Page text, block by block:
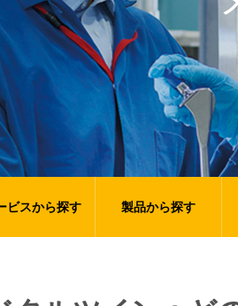
ビスから探す 製品から探す